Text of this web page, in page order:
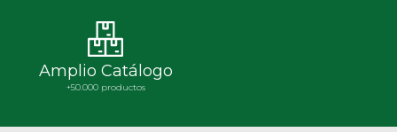
Amplio Catálogo
+50.000 productos